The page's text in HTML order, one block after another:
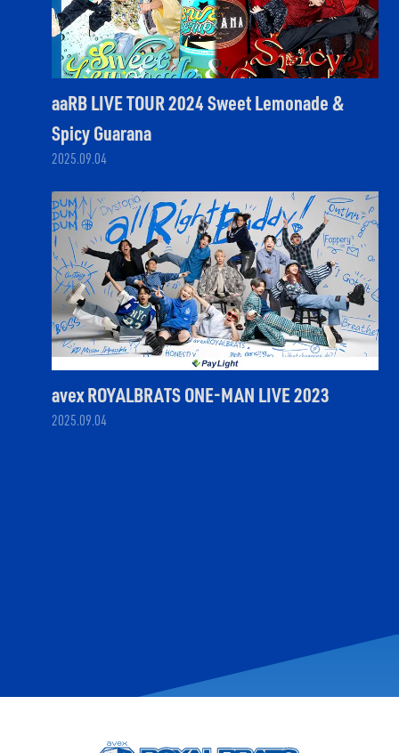
aaRB LIVE TOUR 2024 Sweet Lemonade &
Spicy Guarana
2025.09.04
avex ROYALBRATS ONE-MAN LIVE 2023
2025.09.04